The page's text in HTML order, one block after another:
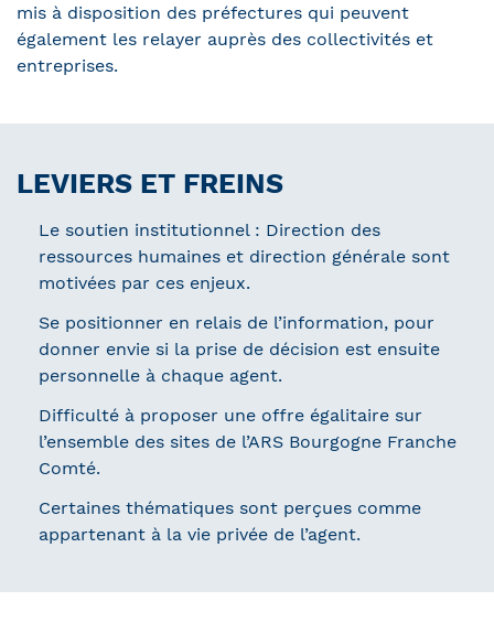
mis à disposition des préfectures qui peuvent
également les relayer auprès des collectivités et
entreprises.
LEVIERS ET FREINS
Le soutien institutionnel : Direction des
ressources humaines et direction générale sont
motivées par ces enjeux.
Se positionner en relais de l’information, pour
donner envie si la prise de décision est ensuite
personnelle à chaque agent.
Difficulté à proposer une offre égalitaire sur
l’ensemble des sites de l’ARS Bourgogne Franche
Comté.
Certaines thématiques sont perçues comme
appartenant à la vie privée de l’agent.